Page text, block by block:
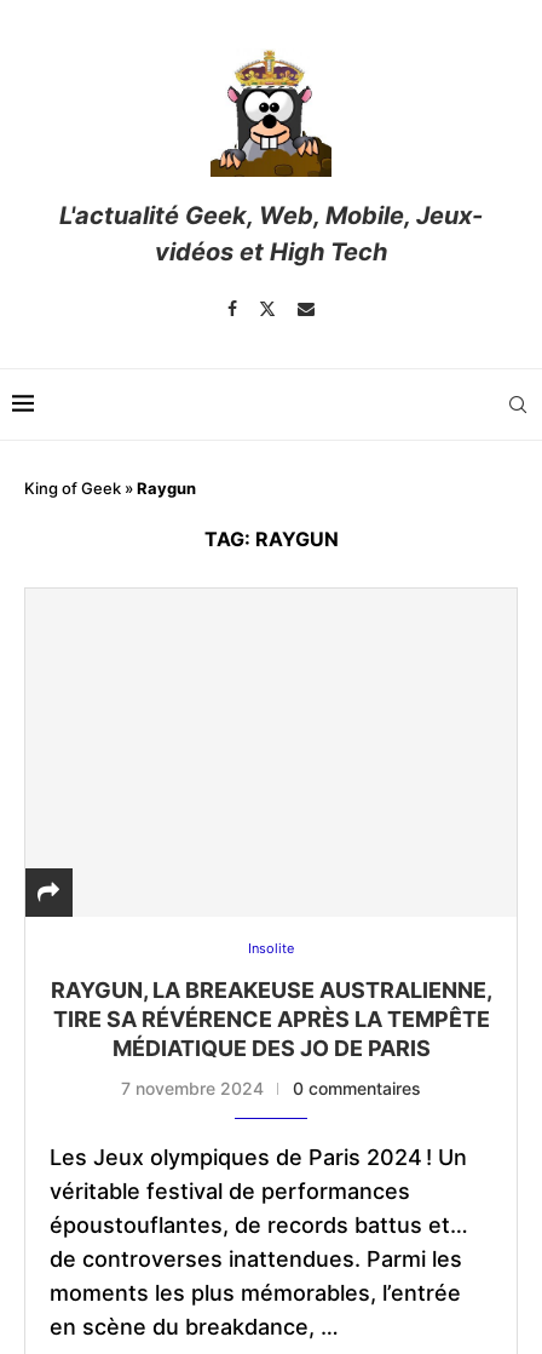
L'actualité Geek, Web, Mobile, Jeux-
vidéos et High Tech
King of Geek »Raygun
TAG: RAYGUN
Insolite
RAYGUN, LA BREAKEUSE AUSTRALIENNE,
TIRE SA RÉVÉRENCE APRÈS LA TEMPÊTE
MÉDIATIQUE DES JO DE PARIS
7 novembre 2024 0 commentaires
Les Jeux olympiques de Paris 2024 ! Un
véritable festival de performances
époustouflantes, de records battus et…
de controverses inattendues. Parmi les
moments les plus mémorables, l’entrée
en scène du breakdance, …